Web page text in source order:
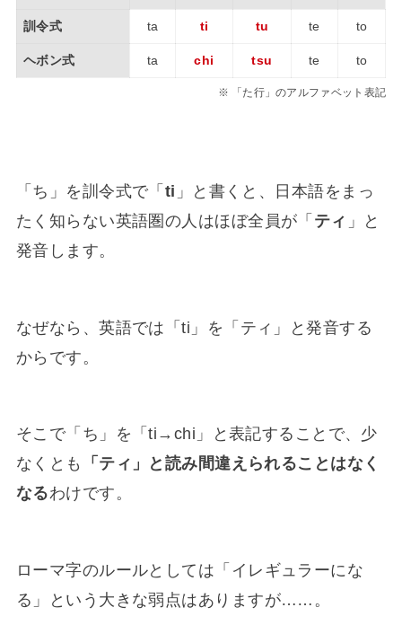
訓令式 ta ti tu te to
ヘボン式 ta chi tsu te to
「た行」のアルファベット表記
「ち」を訓令式で「 ti 」と書くと、日本語をまっ
たく知らない英語圏の人はほぼ全員が「 ティ 」と
発音します。
なぜなら、英語では「ti」を「ティ」と発音する
からです。
そこで「ち」を「ti→chi」と表記することで、少
なくとも
「ティ」と読み間違えられることはなく
なるわけです。
ローマ字のルールとしては「イレギュラーにな
る」という大きな弱点はありますが……。